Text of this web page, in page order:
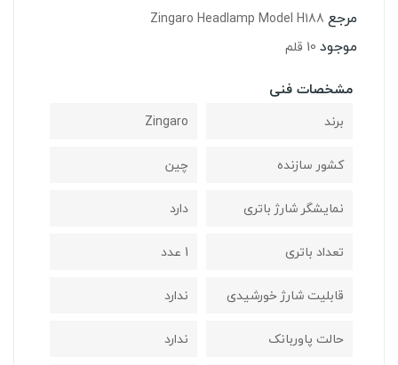
مرجع Zingaro Headlamp Model H188
موجود 10 قلم
مشخصات فنی
برند
Zingaro
کشور سازنده
چین
نمایشگر شارژ باتری
دارد
تعداد باتری
1 عدد
قابلیت شارژ خورشیدی
ندارد
حالت پاوربانک
ندارد